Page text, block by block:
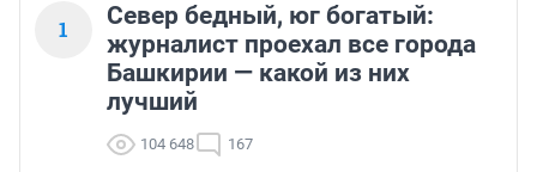
1
Север бедный, юг богатый:
журналист проехал все города
Башкирии — какой из них
лучший
104 648 167